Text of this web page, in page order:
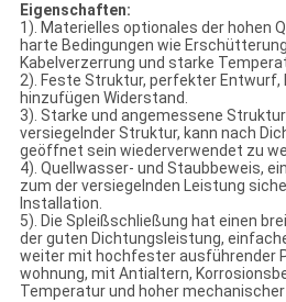
Eigenschaften:
1). Materielles optionales der hohen
harte Bedingungen wie
Kabelverzerrung und starke
2). Feste Struktur, perfekter Entwurf,
hinzufügen Widerstand.
3). Starke und angemessene
versiegelnder Struktur, kann nach
geöffnet sein wiederverwendet zu
4). Quellwasser- und Staubbeweis,
zum der versiegelnden Leistung
Installation.
5). Die Spleißschließung hat einen
der guten Dichtungsleistung,
weiter mit hochfester ausführender
wohnung, mit Antialtern,
Temperatur und hoher